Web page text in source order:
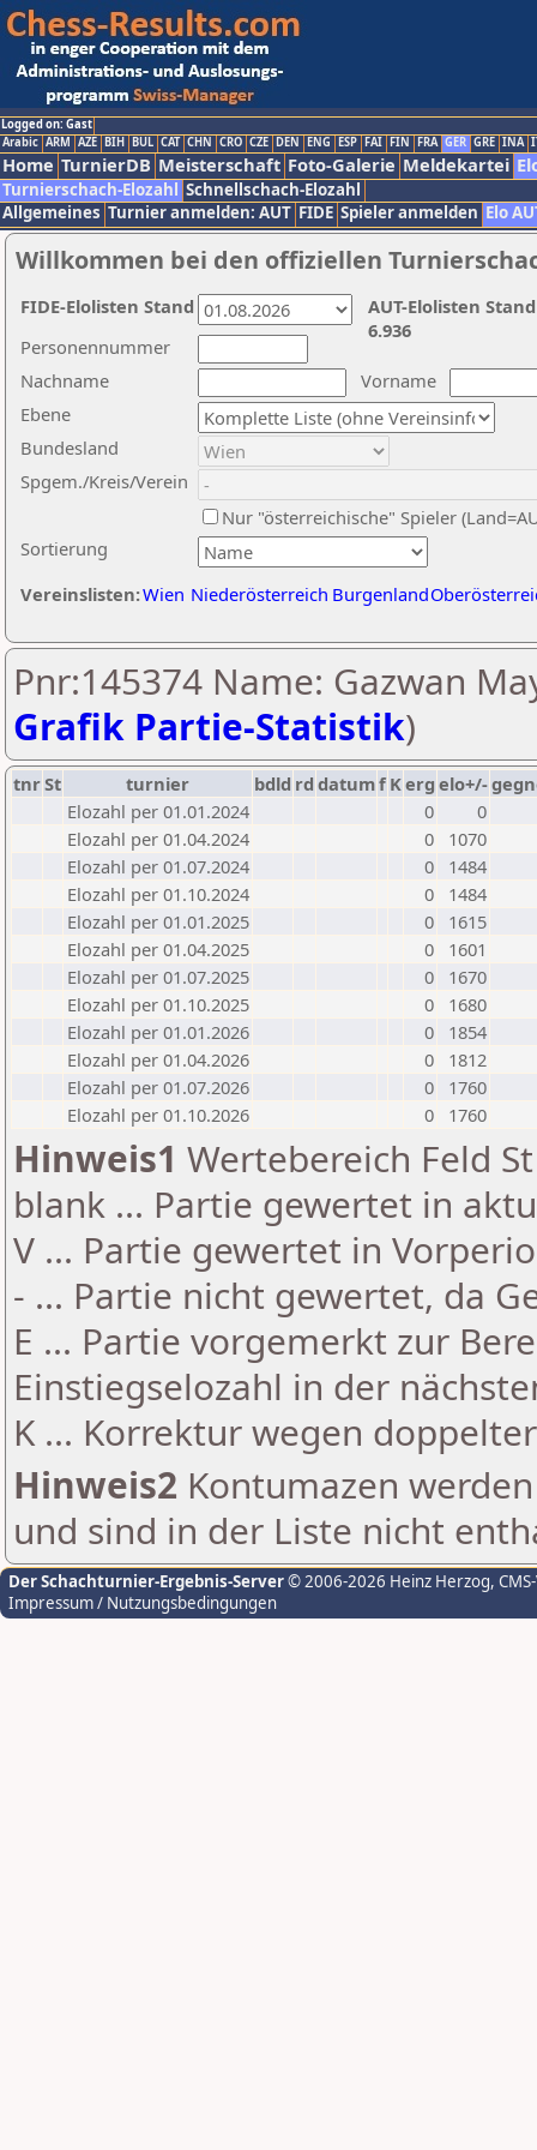
Logged on: Gast
Arabic ARM AZE BIH BUL CAT CHN CRO CZE DEN ENG ESP FAI FIN FRA GER GRE INA
Home TurnierDB Meisterschaft Foto-Galerie Meldekartei
Turnierschach-Elozahl Schnellschach-Elozahl
Allgemeines Turnier anmelden: AUT FIDE Spieler anmelden Elo
Willkommen bei den offiziellen
Nachname
Vorname
Ebene
Sortierung
Personennummer
Bundesland
Spgem./Kreis/Verein
Nur "österreichische" Spieler
Vereinslisten:Wien Niederösterreich Burgenland
AUT-Elolisten
6.936
FIDE-Elolisten Stand
Pnr:145374 Name: Gazwan
Grafik Partie-Statistik)
tnrSt turnier bdld rd datumf Kerg elo+/-
Elozahl per 01.01.2024
0
0
Elozahl per 01.04.2024
0
1070
Elozahl per 01.07.2024
0
1484
Elozahl per 01.10.2024
0
1484
Elozahl per 01.01.2025
0
1615
Elozahl per 01.04.2025
0
1601
Elozahl per 01.07.2025
0
1670
Elozahl per 01.10.2025
0
1680
Elozahl per 01.01.2026
0
1854
Elozahl per 01.04.2026
0
1812
Elozahl per 01.07.2026
0
1760
Elozahl per 01.10.2026
0 1760
Hinweis1 Wertebereich Feld
blank ... Partie gewertet in
V ... Partie gewertet in
- ... Partie nicht gewertet, da
E ... Partie vorgemerkt zur
Einstiegselozahl in der
K ... Korrektur wegen
Hinweis2 Kontumazen
und sind in der Liste nicht
Der Schachturnier-Ergebnis-Server© 2006-2026 Heinz Herzog,
Impressum / Nutzungsbedingungen